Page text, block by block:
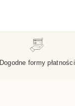
Dogodne formy płatności